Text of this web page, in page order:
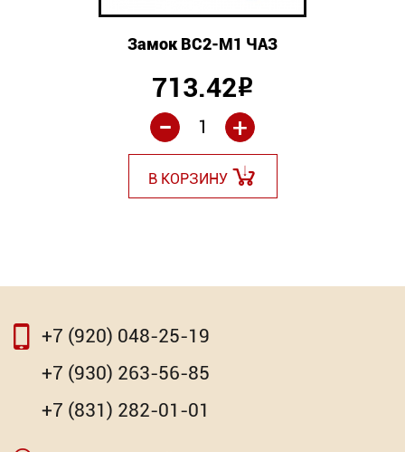
Замок ВС2-М1 ЧАЗ
713.42Р
+
-
В КОРЗИНУ
+7 (920) 048-25-19
+7 (930) 263-56-85
+7 (831) 282-01-01